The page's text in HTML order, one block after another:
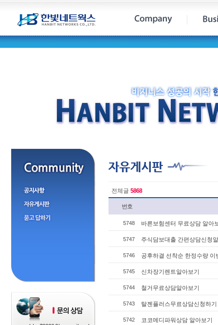
전체글 5868
번호
5748 바른보험센터 무료상담 알아
5747 주식담보대출 간편상담신청
5746 공후하결 선착순 한정수량 이
5745 신차장기렌트알아보기
5744 철거무료상담알아보기
5743 탈젠플러스무료상담신청하기
5742 코코메디파워상담 알아보기